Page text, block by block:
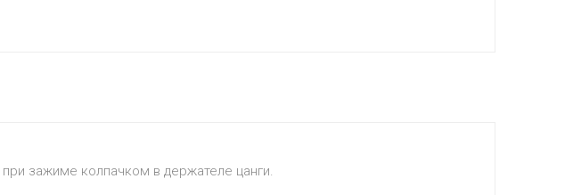
зажиме колпачком в держателе цанги.